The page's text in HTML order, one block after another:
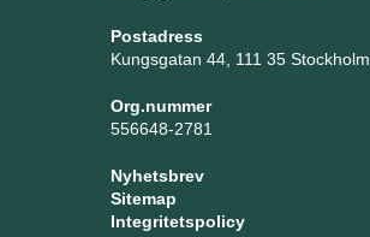
Postadress
Kungsgatan 44, 111 35 Stockholm
Org.nummer
556648-2781
Nyhetsbrev
Sitemap
Integritetspolicy